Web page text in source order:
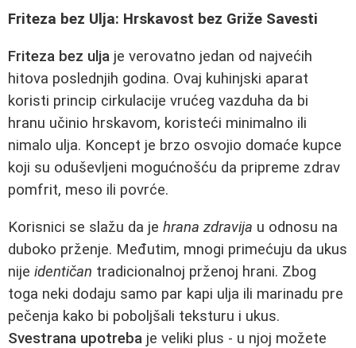
Friteza bez Ulja: Hrskavost bez Griže Savesti
Friteza bez ulja je verovatno jedan od najvećih
hitova poslednjih godina. Ovaj kuhinjski aparat
koristi princip cirkulacije vrućeg vazduha da bi
hranu učinio hrskavom, koristeći minimalno ili
nimalo ulja. Koncept je brzo osvojio domaće kupce
koji su oduševljeni mogućnošću da pripreme zdrav
pomfrit, meso ili povrće.
Korisnici se slažu da je hrana zdravija u odnosu na
duboko prženje. Međutim, mnogi primećuju da ukus
nije identičan tradicionalnoj prženoj hrani. Zbog
toga neki dodaju samo par kapi ulja ili marinadu pre
pečenja kako bi poboljšali teksturu i ukus.
Svestrana upotreba je veliki plus - u njoj možete